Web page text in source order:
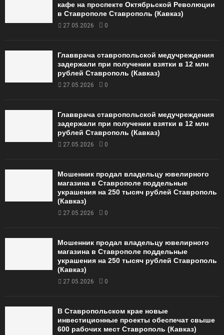
кафе на проспекте Октябрьской Революции
в Ставрополе Ставрополь (Кавказ)
27.05.2026 0
Главврача ставропольской медучреждения
задержали при получении взятки в 12 млн
рублей Ставрополь (Кавказ)
27.05.2026 0
Главврача ставропольской медучреждения
задержали при получении взятки в 12 млн
рублей Ставрополь (Кавказ)
27.05.2026 0
Мошенник продал владельцу ювелирного
магазина в Ставрополе поддельные
украшения на 250 тысяч рублей Ставрополь
(Кавказ)
27.05.2026 0
Мошенник продал владельцу ювелирного
магазина в Ставрополе поддельные
украшения на 250 тысяч рублей Ставрополь
(Кавказ)
27.05.2026 0
В Ставропольском крае новые
инвестиционные проекты обеспечат свыше
600 рабочих мест Ставрополь (Кавказ)